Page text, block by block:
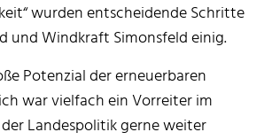
wurden entscheidende Schritte
und Windkraft Simonsfeld einig.
Potenzial der erneuerbaren
war vielfach ein Vorreiter im
Landespolitik gerne weiter